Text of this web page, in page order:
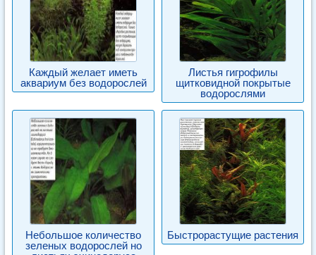
Каждый желает иметь
аквариум без водорослей
Листья гигрофилы
щитковидной покрытые
водорослями
Небольшое количество
зеленых водорослей но
Быстрорастущие растения